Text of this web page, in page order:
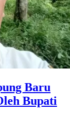
Baru
Bupati